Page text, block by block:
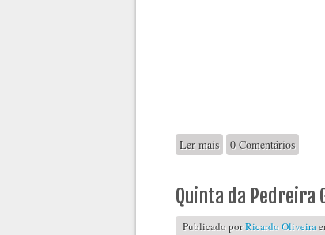
Ler maisacerca de Refresh -
0 Comentários
Quinta da Pedreira
Publicado porRicardo Oliveira